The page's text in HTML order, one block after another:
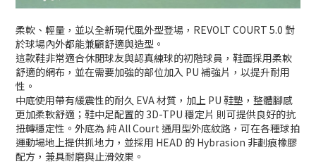
柔軟、輕量，並以全新現代風外型登場，REVOLT COURT 5.0 對
於球場內外都能兼顧舒適與造型。
這款鞋非常適合休閒球友與認真練球的初階球員， 鞋面採用柔軟
舒適的網布，並在需要加強的部位加入 PU 補強片，以提升耐用
性。
中底使用帶有緩震性的耐久 EVA 材質，加上 PU 鞋墊， 整體腳感
更加柔軟舒適；鞋中足配置的 3D-TPU 穩定片 則可提供良好的抗
扭轉穩定性。外底為 純 All Court 通用型外底紋路，可在各種球拍
運動場地上提供抓地力，並採用 HEAD 的 Hybrasion 非劃痕橡膠
配方，兼具耐磨與止滑效果。